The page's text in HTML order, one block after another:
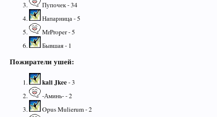
Пупочек - 34
Напарница - 5
MrProper - 5
Бывшая - 1
Пожиратели ушей:
kali Jkee- 3
-Аминь- - 2
Opus Mulierum - 2